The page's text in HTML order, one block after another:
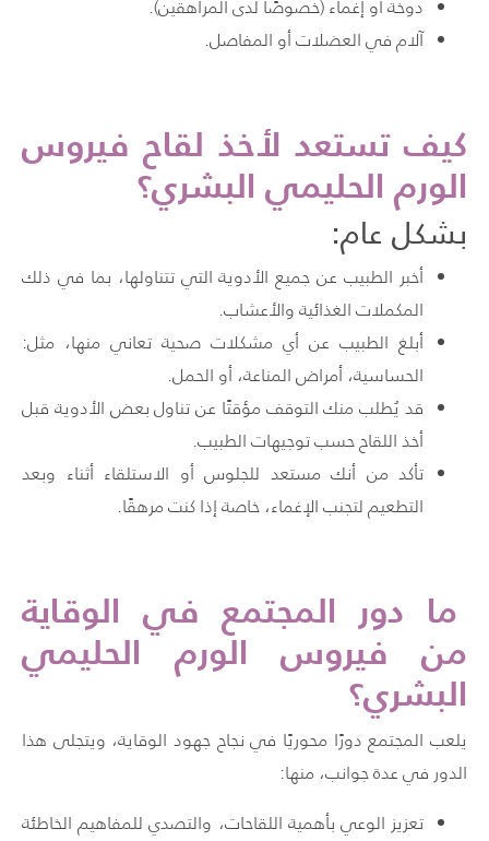
دوخة أو إغماء (خصوصًا لدى المراهقين).
آلام في العضلات أو المفاصل.
كيف تستعد لأخذ لقاح فيروس
الورم الحليمي البشري؟
بشكل عام:
أخبر الطبيب عن جميع الأدوية التي تتناولها، بما في ذلك
المكملات الغذائية والأعشاب.
أبلغ الطبيب عن أي مشكلات صحية تعاني منها، مثل:
الحساسية، أمراض المناعة، أو الحمل.
قد يُطلب منك التوقف مؤقتًا عن تناول بعض الأدوية قبل
أخذ اللقاح حسب توجيهات الطبيب.
تأكد من أنك مستعد للجلوس أو الاستلقاء أثناء وبعد
التطعيم لتجنب الإغماء، خاصة إذا كنت مرهقًا.
ما دور المجتمع في الوقاية
من فيروس الورم الحليمي
البشري؟
يلعب المجتمع دورًا محوريًا في نجاح جهود الوقاية، ويتجلى هذا
الدور في عدة جوانب، منها:
تعزيز الوعي بأهمية اللقاحات، والتصدي للمفاهيم الخاطئة